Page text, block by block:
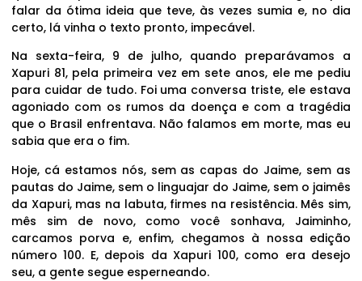
falar da ótima ideia que teve, às vezes sumia e, no dia
certo, lá vinha o texto pronto, impecável.
Na sexta-feira, 9 de julho, quando preparávamos a
Xapuri 81, pela primeira vez em sete anos, ele me pediu
para cuidar de tudo. Foi uma conversa triste, ele estava
agoniado com os rumos da doença e com a tragédia
que o Brasil enfrentava. Não falamos em morte, mas eu
sabia que era o fim.
Hoje, cá estamos nós, sem as capas do Jaime, sem as
pautas do Jaime, sem o linguajar do Jaime, sem o jaimês
da Xapuri, mas na labuta, firmes na resistência. Mês sim,
mês sim de novo, como você sonhava, Jaiminho,
carcamos porva e, enfim, chegamos à nossa edição
número 100. E, depois da Xapuri 100, como era desejo
seu, a gente segue esperneando.